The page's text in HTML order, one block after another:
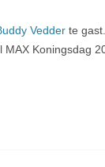
Vedder te
Koningsdag